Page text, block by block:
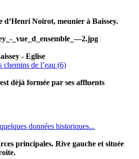
d’Henri Noirot, meunier à Baissey.
_vue_d_ensemble_—2.jpg
- Eglise
chemins de l’eau (6)
dèjà formée par ses affluents
données historiques...
principales. Rive gauche et située